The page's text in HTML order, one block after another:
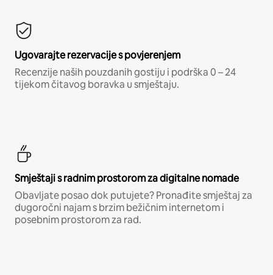
Ugovarajte rezervacije s povjerenjem
Recenzije naših pouzdanih gostiju i podrška 0 – 24
tijekom čitavog boravka u smještaju.
Smještaji s radnim prostorom za digitalne nomade
Obavljate posao dok putujete? Pronađite smještaj za
dugoročni najam s brzim bežičnim internetom i
posebnim prostorom za rad.